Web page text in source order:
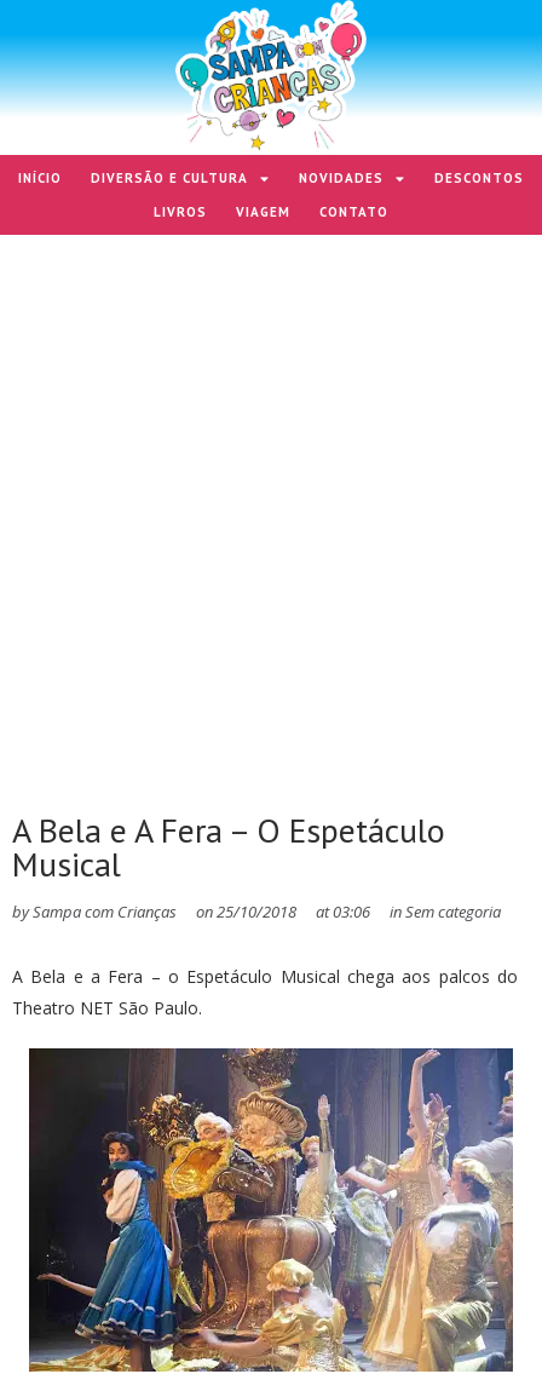
INÍCIO DIVERSÃO E CULTURA NOVIDADES
DESCONTOS
LIVROS
VIAGEM CONTATO
A Bela e A Fera – O Espetáculo
Musical
bySampa com Crianças on25/10/2018 at03:06 inSem categoria
A Bela e a Fera – o Espetáculo Musical chega aos palcos do
Theatro NET São Paulo.